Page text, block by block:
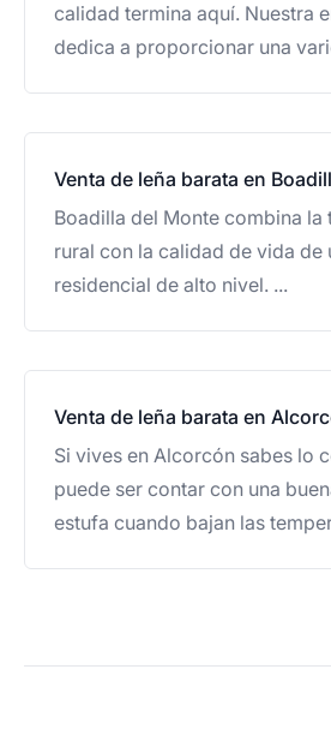
calidad termina aquí. Nuestra
dedica a proporcionar una
Venta de leña barata en
Boadilla del Monte combina la
rural con la calidad de vida de
residencial de alto nivel. ...
Venta de leña barata en
Si vives en Alcorcón sabes lo
puede ser contar con una
estufa cuando bajan las